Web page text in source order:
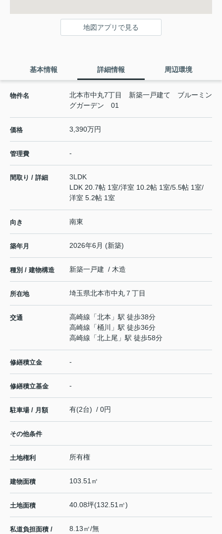
地図アプリで見る
基本情報 詳細情報 周辺環境
物件名
北本市中丸7丁目 新築一戸建て ブルーミン
グガーデン 01
価格 3,390万円
管理費 -
間取り / 詳細
3LDK
LDK 20.7帖 1室/洋室 10.2帖 1室/5.5帖 1室/
洋室 5.2帖 1室
向き 南東
築年月 2026年6月 (新築)
種別 / 建物構造 新築一戸建 / 木造
所在地 埼玉県北本市中丸 ７丁目
交通 高崎線 「北本 」駅 徒歩38分
高崎線 「桶川
」駅 徒歩36分
高崎線 「北上尾 」駅 徒歩58分
修繕積立金 -
修繕積立基金 -
駐車場 / 月額 有(2台) / 0円
その他条件
土地権利 所有権
建物面積 103.51㎡
土地面積 40.08坪(132.51㎡)
私道負担面積 /
8.13㎡/無